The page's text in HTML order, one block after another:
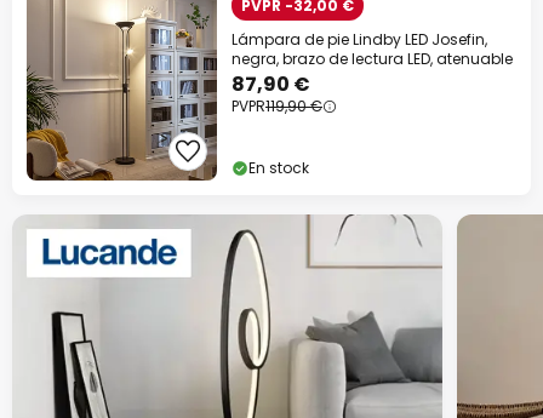
PVPR -32,00 €
Lámpara de pie Lindby LED Josefin,
negra, brazo de lectura LED, atenuable
87,90 €
PVPR119,90 €
En stock